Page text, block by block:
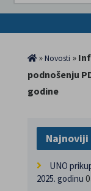
»Novosti »
podnošenju
godine
Najnoviji
UNO
2025. godinu